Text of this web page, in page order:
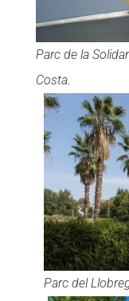
Parc de la
Costa.
Parc del